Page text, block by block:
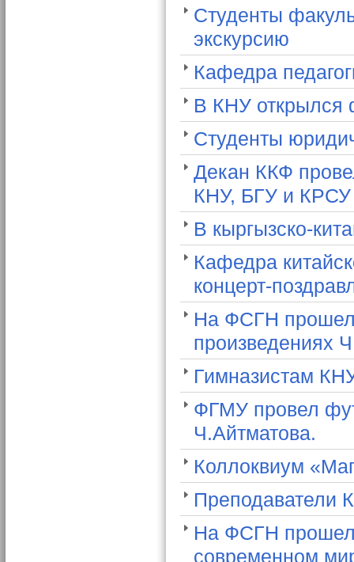
Студенты
экскурсию
Кафедра
В КНУ открылся
Студенты
Декан ККФ
КНУ, БГУ и КРСУ
В кыргызско-
Кафедра
концерт-
На ФСГН прошел
произведениях
Гимназистам
ФГМУ провел
Ч.Айтматова.
Коллоквиум
Преподаватели
На ФСГН прошел
современном